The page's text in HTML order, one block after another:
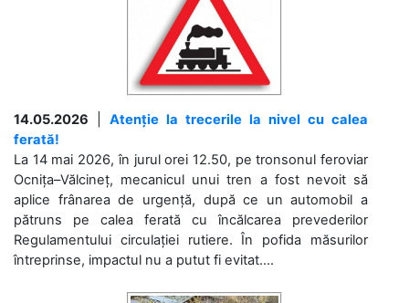
14.05.2026
Atenție la trecerile la nivel cu calea
ferată!
La 14 mai 2026, în jurul orei 12.50, pe tronsonul feroviar
Ocnița–Vălcineț, mecanicul unui tren a fost nevoit să
aplice frânarea de urgență, după ce un automobil a
pătruns pe calea ferată cu încălcarea prevederilor
Regulamentului circulației rutiere. În pofida măsurilor
întreprinse, impactul nu a putut fi evitat....